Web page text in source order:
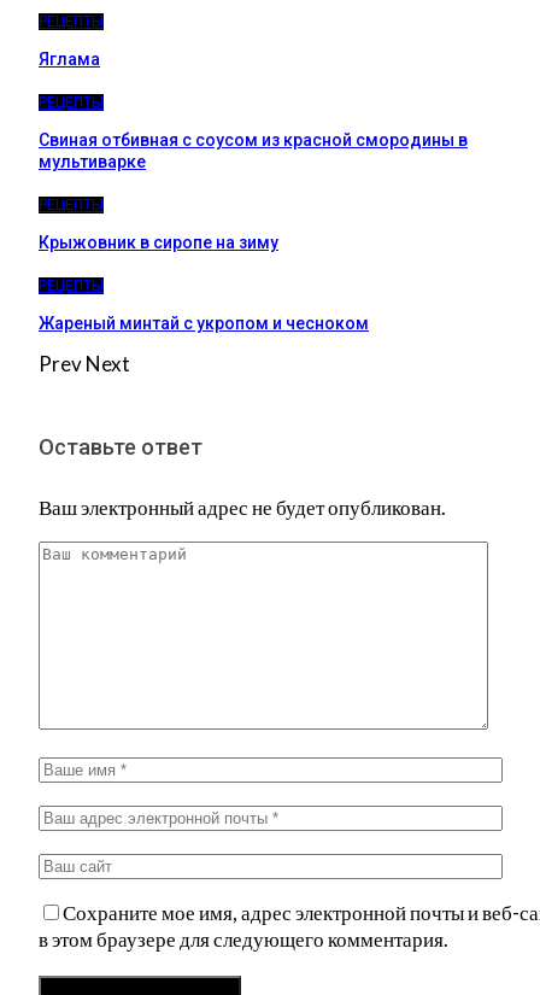
РЕЦЕПТЫ
Яглама
РЕЦЕПТЫ
Свиная отбивная с соусом из красной смородины в
мультиварке
РЕЦЕПТЫ
Крыжовник в сиропе на зиму
РЕЦЕПТЫ
Жареный минтай с укропом и чесноком
PrevNext
Оставьте ответ
Ваш электронный адрес не будет опубликован.
Сохраните мое имя, адрес электронной почты и веб-
в этом браузере для следующего комментария.